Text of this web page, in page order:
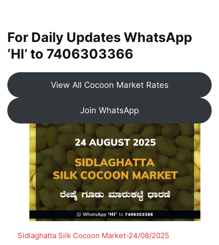
For Daily Updates WhatsApp
‘HI’ to 7406303366
View All Cocoon Market Rates
Join WhatsApp
Sidlaghatta Silk Cocoon Market-24/08/2025